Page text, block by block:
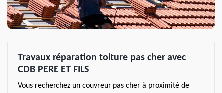
Travaux réparation toiture pas cher avec
CDB PERE ET FILS
Vous recherchez un couvreur pas cher à proximité de